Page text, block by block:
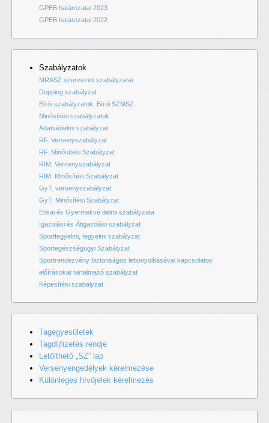
GPEB határozatai 2023
GPEB határozatai 2022
Szabályzatok
MRASZ szervezeti szabályzatai
Dopping szabályzat
Bírói szabályzatok, Bírói SZMSZ
Minősítési szabályzatok
Adatvédelmi szabályzat
RF. Versenyszabályzat
RF. Minősítési Szabályzat
RIM. Versenyszabályzat
RIM. Minősítési Szabályzat
GyT. versenyszabályzat
GyT. Minősítési Szabályzat
Etikai és Gyermekvé delmi szabályzata
Igazolási és Átigazolási szabályzat
Sportfegyelmi, fegyelmi szabályzat
Sportegészségügyi Szabályzat
Sportrendezvény biztonságos lebonyolításával kapcsolatos
előírásokat tartalmazó szabályzat
Képesítési szabályzat
Tagegyesületek
Tagdíjfizetés rendje
Letölthető „SZ” lap
Versenyengedélyek kérelmezése
Különleges hívójelek kérelmezés